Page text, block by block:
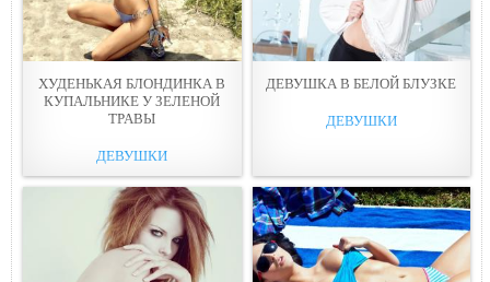
ХУДЕНЬКАЯ БЛОНДИНКА В
КУПАЛЬНИКЕ У ЗЕЛЕНОЙ
ТPAВЫ
ДЕВУШКИ
ДЕВУШКА В БЕЛОЙ БЛУЗКE
ДЕВУШКИ